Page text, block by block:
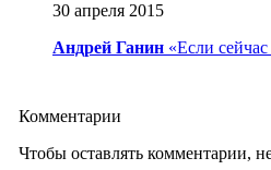
30 апреля 2015
Андрей Ганин «Если
Комментарии
Чтобы оставлять комментарии,